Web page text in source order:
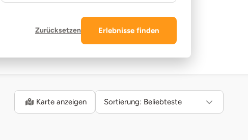
Zurücksetzen Erlebnisse finden
Karte anzeigen Sortierung: Beliebteste